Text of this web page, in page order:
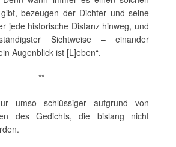
bezeugen der Dichter und seine
jede historische Distanz hinweg, und
Sichtweise – einander
Augenblick ist [L]eben“.
**
umso schlüssiger aufgrund von
des Gedichts, die bislang nicht